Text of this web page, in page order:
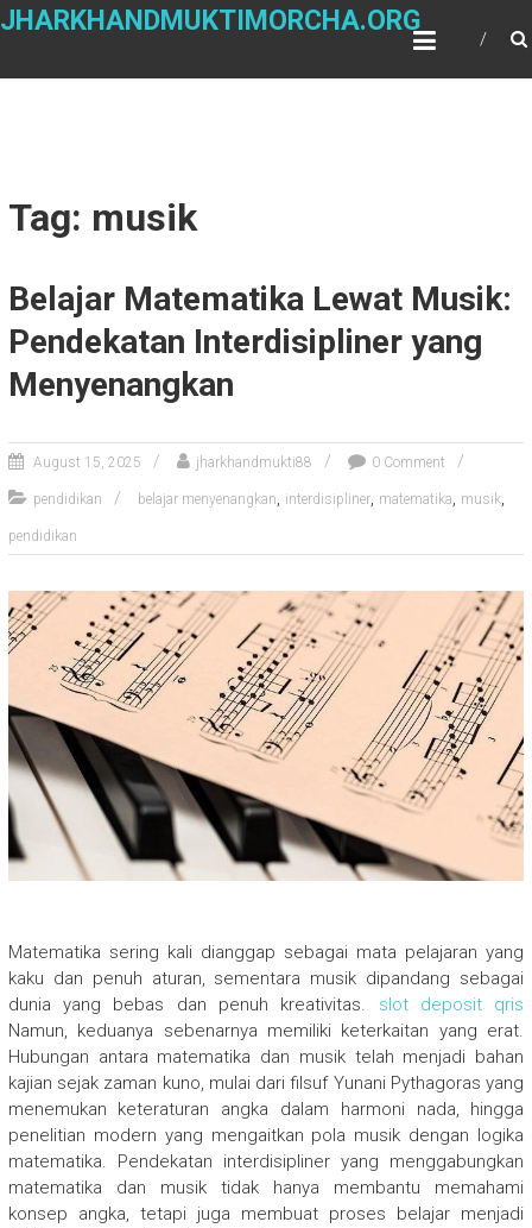
Skip
JHARKHANDMUKTIMORCHA.ORG
Tag: musik
Belajar Matematika Lewat Musik:
Pendekatan Interdisipliner yang
Menyenangkan
August 15, 2025 jharkhandmukti88 0 Comment
pendidikan belajar menyenangkan, interdisipliner, matematika, musik,
pendidikan
Matematika sering kali dianggap sebagai mata pelajaran yang
kaku dan penuh aturan, sementara musik dipandang sebagai
dunia yang bebas dan penuh kreativitas. slot deposit qris
Namun, keduanya sebenarnya memiliki keterkaitan yang erat.
Hubungan antara matematika dan musik telah menjadi bahan
kajian sejak zaman kuno, mulai dari filsuf Yunani Pythagoras yang
menemukan keteraturan angka dalam harmoni nada, hingga
penelitian modern yang mengaitkan pola musik dengan logika
matematika. Pendekatan interdisipliner yang menggabungkan
matematika dan musik tidak hanya membantu memahami
konsep angka, tetapi juga membuat proses belajar menjadi